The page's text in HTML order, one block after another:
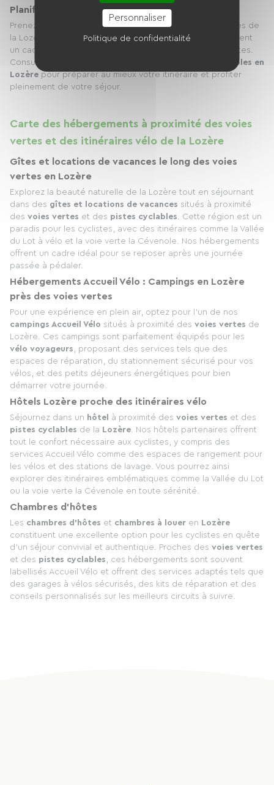
Planifiez vos Vacances à Vélo
Prenez votre vélo et partez à la découverte des richesses de
la Lozère. Nos
voies vertesetpistes cyclables
vous offrent
un cadre idéal pour des vacances actives et ressourçantes.
Consultez notre
carte des voies vertes et pistes cyclables en
Lozère pour préparer au mieux votre itinéraire et profiter
pleinement de votre séjour.
Carte des hébergements à proximité des voies
vertes et des itinéraires vélo de la Lozère
Gîtes et locations de vacances le long des voies
vertes en Lozère
Explorez la beauté naturelle de la Lozère tout en séjournant
dans des gîtes et locations de vacances situés à proximité
des voies vertes et des pistes cyclables. Cette région est un
paradis pour les cyclistes, avec des itinéraires comme la Vallée
du Lot à vélo et la voie verte la Cévenole. Nos hébergements
offrent un cadre idéal pour se reposer après une journée
passée à pédaler.
Hébergements Accueil Vélo : Campings en Lozère
près des voies vertes
Pour une expérience en plein air, optez pour l'un de nos
campings Accueil Vélo situés à proximité des voies vertes de
Lozère. Ces campings sont parfaitement équipés pour les
vélo voyageurs , proposant des services tels que des
espaces de réparation, du stationnement sécurisé pour vos
vélos, et des petits déjeuners énergétiques pour bien
démarrer votre journée.
Hôtels Lozère proche des itinéraires vélo
Séjournez dans un hôtel à proximité des voies vertes et des
pistes cyclables de la Lozère. Nos hôtels partenaires offrent
tout le confort nécessaire aux cyclistes, y compris des
services Accueil Vélo comme des espaces de rangement pour
les vélos et des stations de lavage. Vous pourrez ainsi
explorer des itinéraires emblématiques comme la Vallée du Lot
ou la voie verte la Cévenole en toute sérénité.
Chambres d’hôtes
Les chambres d’hôtes et chambres à louer en Lozère
constituent une excellente option pour les cyclistes en quête
d’un séjour convivial et authentique. Proches des voies vertes
et des pistes cyclables , ces hébergements sont souvent
labellisés Accueil Vélo et offrent des services adaptés tels que
des garages à vélos sécurisés, des kits de réparation et des
conseils personnalisés sur les meilleurs circuits à suivre.
Personnaliser
Politique de confidentialité